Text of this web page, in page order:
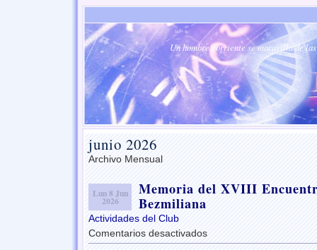
Un hombre corriente se maravilla de
junio 2026
Archivo Mensual
Lun 8 Jun
2026
Memoria del XVIII
Bezmiliana
Actividades del Club
Comentarios desactivadosen
Memoria